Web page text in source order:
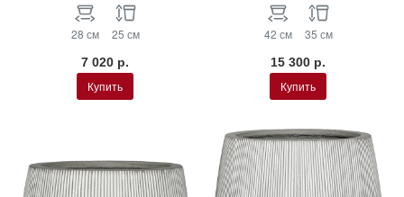
28 см 25 см
7 020 р.
Купить
42 см 35 см
15 300 р.
Купить